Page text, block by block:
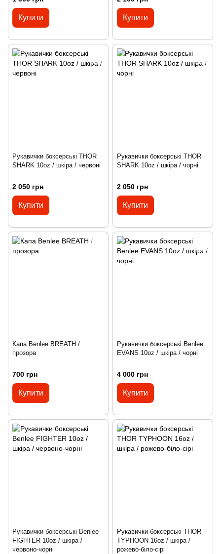
Купити Купити
Рукавички боксерські THOR
SHARK 10oz / шкіра / червоні
2 050 грн
Купити
Рукавички боксерські THOR
SHARK 10oz / шкіра / чорні
2 050 грн
Купити
Капа Benlee BREATH /
прозора
700 грн
Купити
Рукавички боксерські Benlee
EVANS 10oz / шкіра / чорні
4 000 грн
Купити
Рукавички боксерські Benlee
FIGHTER 10oz / шкіра /
червоно-чорні
Рукавички боксерські THOR
TYPHOON 16oz / шкіра /
рожево-біло-сірі